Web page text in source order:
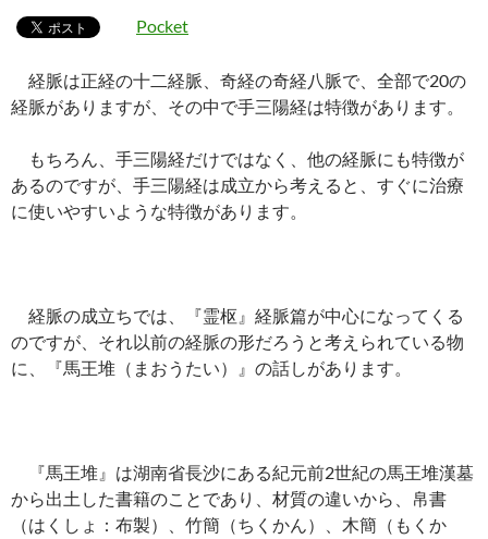
Pocket
経脈は正経の十二経脈、奇経の奇経八脈で、全部で20の
経脈がありますが、その中で手三陽経は特徴があります。
もちろん、手三陽経だけではなく、他の経脈にも特徴が
あるのですが、手三陽経は成立から考えると、すぐに治療
に使いやすいような特徴があります。
経脈の成立ちでは、『霊枢』経脈篇が中心になってくる
のですが、それ以前の経脈の形だろうと考えられている物
に、『馬王堆（まおうたい）』の話しがあります。
『馬王堆』は湖南省長沙にある紀元前2世紀の馬王堆漢墓
から出土した書籍のことであり、材質の違いから、帛書
（はくしょ：布製）、竹簡（ちくかん）、木簡（もくか